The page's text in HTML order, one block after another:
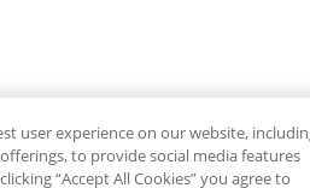
user experience on our website,
to provide social media features
“Accept All Cookies” you agree to